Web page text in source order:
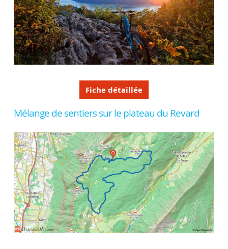
Fiche détaillée
Mélange de sentiers sur le plateau du Revard